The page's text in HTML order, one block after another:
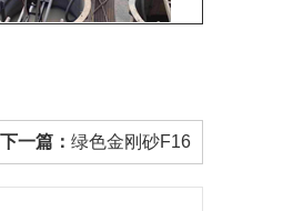
下一篇： 绿色金刚砂F16